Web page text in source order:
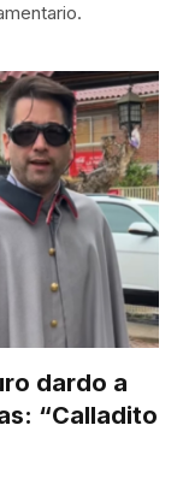
dardo a
“Calladito